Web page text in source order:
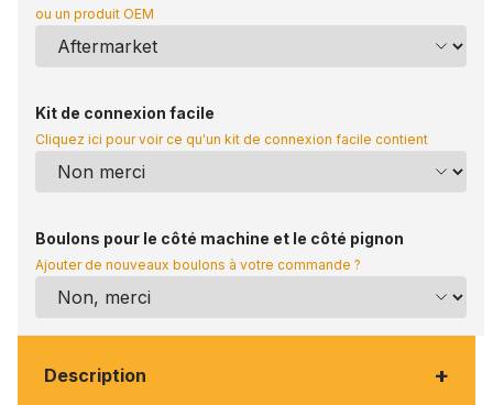
ou un produit OEM
Kit de connexion facile
Cliquez ici pour voir ce qu'un kit de connexion facile contient
Boulons pour le côté machine et le côté pignon
Ajouter de nouveaux boulons à votre commande ?
Description +